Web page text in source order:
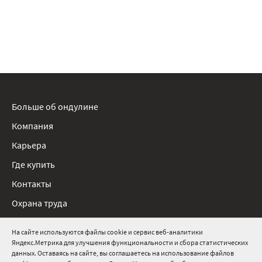
На сайте используются файлы cookie и сервис веб-аналитики
Яндекс.Метрика для улучшения функциональности и сбора статистических
данных. Оставаясь на сайте, вы соглашаетесь на использование файлов
8 800 511 91 82
Больше об ондулине
Компания
Карьера
Где купить
Контакты
Охрана труда